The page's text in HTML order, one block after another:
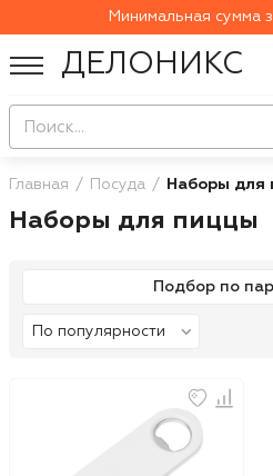
Минимальная сумма
ДЕЛОНИКС
Главная Посуда Наборы для
Наборы для пиццы
Подбор по